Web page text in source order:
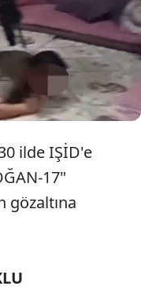
arasında bin 329
Üç bine yakın kişi
ilde IŞİD'e
17"
gözaltına